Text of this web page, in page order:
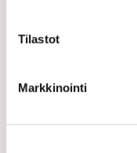
Tilastot
Markkinointi
asiakastietoja